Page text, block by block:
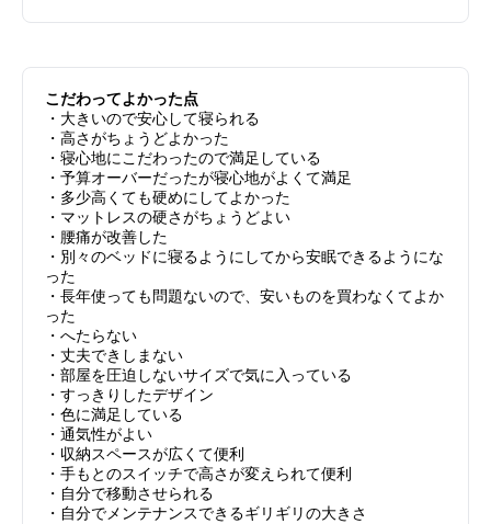
こだわってよかった点
・大きいので安心して寝られる
・高さがちょうどよかった
・寝心地にこだわったので満足している
・予算オーバーだったが寝心地がよくて満足
・多少高くても硬めにしてよかった
・マットレスの硬さがちょうどよい
・腰痛が改善した
・別々のベッドに寝るようにしてから安眠できるようにな
った
・長年使っても問題ないので、安いものを買わなくてよか
った
・へたらない
・丈夫できしまない
・部屋を圧迫しないサイズで気に入っている
・すっきりしたデザイン
・色に満足している
・通気性がよい
・収納スペースが広くて便利
・手もとのスイッチで高さが変えられて便利
・自分で移動させられる
・自分でメンテナンスできるギリギリの大きさ